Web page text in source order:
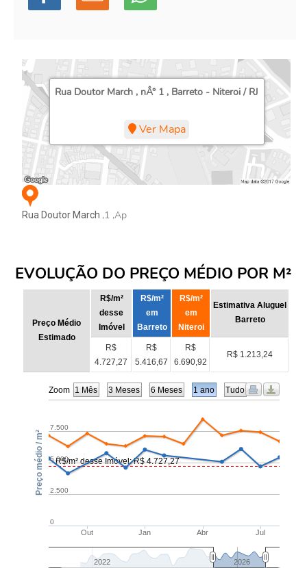
Rua Doutor March , nÂ° 1 , Barreto - Niteroi / RJ
Ver Mapa
Rua Doutor March ,1 ,Ap
EVOLUÇÃO DO PREÇO MÉDIO POR M²